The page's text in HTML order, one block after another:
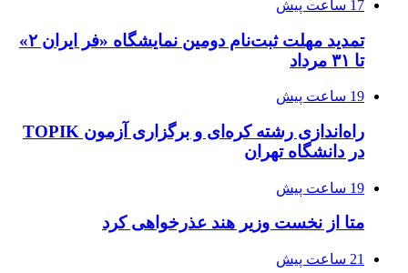
17 ساعت پیش
تمدید مهلت ثبت‌نام دومین نمایشگاه «فر ایران ۲»
تا ۳۱ مرداد
19 ساعت پیش
راه‌اندازی رشته کره‌ای و برگزاری آزمون TOPIK
در دانشگاه تهران
19 ساعت پیش
متا از نخست وزیر هند عذرخواهی کرد
21 ساعت پیش